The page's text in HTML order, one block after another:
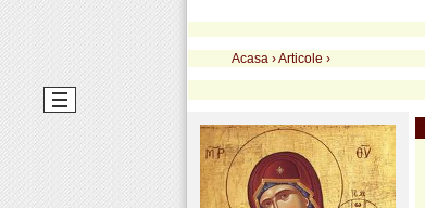
Acasa ›Articole ›